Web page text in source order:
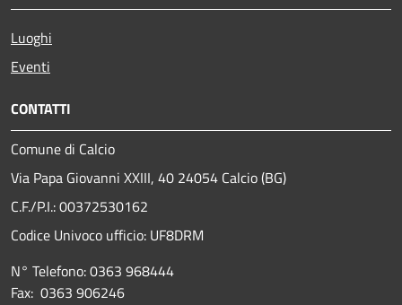
Luoghi
Eventi
CONTATTI
Comune di Calcio
Via Papa Giovanni XXIII, 40 24054 Calcio (BG)
C.F./P.I.: 00372530162
Codice Univoco ufficio: UF8DRM
N° Telefono: 0363 968444
Fax: 0363 906246